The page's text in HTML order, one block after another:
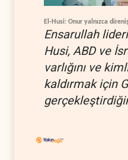
El-Husi: Onur yalnızca
Ensarullah
Husi, ABD ve
varlığını ve
kaldırmak için